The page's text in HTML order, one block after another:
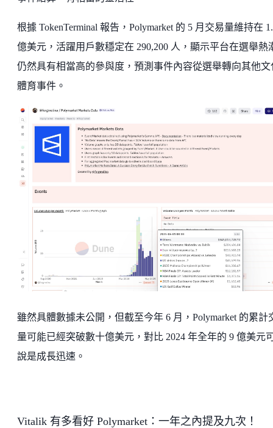
根據 TokenTerminal 報告，Polymarket 的 5 月交易量維持在
億美元，活躍用戶數穩定在 290,200 人，顯示平台在選舉熱
仍然具有相當高的參與度，預測事件內容從選舉轉向其他文
體育事件。
雖然具體數據未公開，但截至今年 6 月，Polymarket 的累計
量可能已經突破數十億美元，對比 2024 年全年的 9 億美元
說是成長迅速。
Vitalik 有多看好 Polymarket：一年之內提及九次！